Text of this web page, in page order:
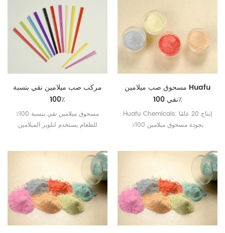
مركب صب ميلامين نقي بنسبة
100٪
مسحوق ميلامين نقي بنسبة 100٪
للطعام يستخدم لتلوير الميلامين
مسحوق صب ميلامين Huafu
نقي 100٪
Huafu Chemicals: إنتاج 20 عامًا
بجودة مسحوق ميلامين 100٪
الألوان المهنية